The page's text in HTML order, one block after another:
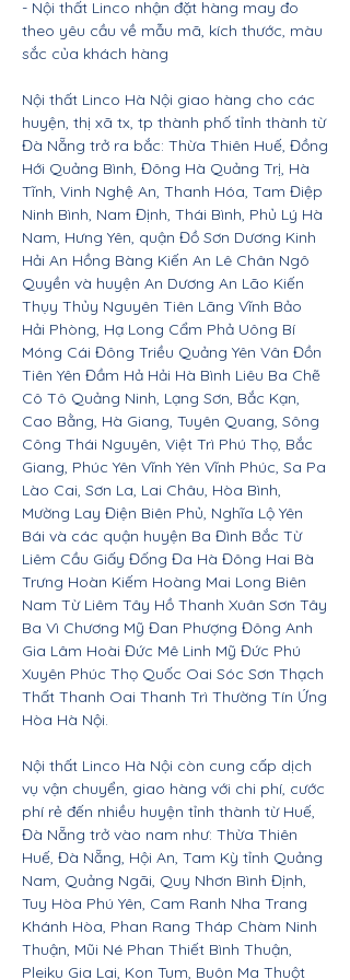
- Nội thất Linco nhận đặt hàng may đo
theo yêu cầu về mẫu mã, kích thước, màu
sắc của khách hàng
Nội thất Linco Hà Nội giao hàng cho các
huyện, thị xã tx, tp thành phố tỉnh thành từ
Đà Nẵng trở ra bắc: Thừa Thiên Huế, Đồng
Hới Quảng Bình, Đông Hà Quảng Trị, Hà
Tĩnh, Vinh Nghệ An, Thanh Hóa, Tam Điệp
Ninh Bình, Nam Định, Thái Bình, Phủ Lý Hà
Nam, Hưng Yên, quận Đồ Sơn Dương Kinh
Hải An Hồng Bàng Kiến An Lê Chân Ngô
Quyền và huyện An Dương An Lão Kiến
Thụy Thủy Nguyên Tiên Lãng Vĩnh Bảo
Hải Phòng, Hạ Long Cẩm Phả Uông Bí
Móng Cái Đông Triều Quảng Yên Vân Đồn
Tiên Yên Đầm Hả Hải Hà Bình Liêu Ba Chẽ
Cô Tô Quảng Ninh, Lạng Sơn, Bắc Kạn,
Cao Bằng, Hà Giang, Tuyên Quang, Sông
Công Thái Nguyên, Việt Trì Phú Thọ, Bắc
Giang, Phúc Yên Vĩnh Yên Vĩnh Phúc, Sa Pa
Lào Cai, Sơn La, Lai Châu, Hòa Bình,
Mường Lay Điện Biên Phủ, Nghĩa Lộ Yên
Bái và các quận huyện Ba Đình Bắc Từ
Liêm Cầu Giấy Đống Đa Hà Đông Hai Bà
Trưng Hoàn Kiếm Hoàng Mai Long Biên
Nam Từ Liêm Tây Hồ Thanh Xuân Sơn Tây
Ba Vì Chương Mỹ Đan Phượng Đông Anh
Gia Lâm Hoài Đức Mê Linh Mỹ Đức Phú
Xuyên Phúc Thọ Quốc Oai Sóc Sơn Thạch
Thất Thanh Oai Thanh Trì Thường Tín Ứng
Hòa Hà Nội.
Nội thất Linco Hà Nội còn cung cấp dịch
vụ vận chuyển, giao hàng với chi phí, cước
phí rẻ đến nhiều huyện tỉnh thành từ Huế,
Đà Nẵng trở vào nam như: Thừa Thiên
Huế, Đà Nẵng, Hội An, Tam Kỳ tỉnh Quảng
Nam, Quảng Ngãi, Quy Nhơn Bình Định,
Tuy Hòa Phú Yên, Cam Ranh Nha Trang
Khánh Hòa, Phan Rang Tháp Chàm Ninh
Thuận, Mũi Né Phan Thiết Bình Thuận,
Pleiku Gia Lai, Kon Tum, Buôn Ma Thuột